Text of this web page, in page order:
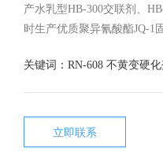
产水乳型HB-300交联剂、
时生产优质聚异氰酸酯JQ-1
关键词： RN-608 不黄变硬化
立即联系